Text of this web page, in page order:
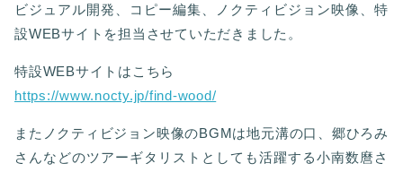
ビジュアル開発、コピー編集、ノクティビジョン映像、特
設WEBサイトを担当させていただきました。
特設WEBサイトはこちら
https://www.nocty.jp/find-wood/
またノクティビジョン映像のBGMは地元溝の口、郷ひろみ
さんなどのツアーギタリストとしても活躍する小南数麿さ